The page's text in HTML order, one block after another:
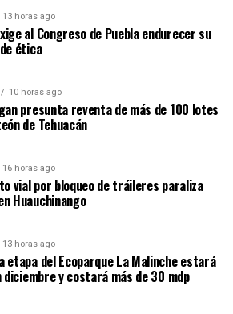
13 horas ago
al Congreso de Puebla endurecer su
ética
10 horas ago
presunta reventa de más de 100 lotes
de Tehuacán
16 horas ago
vial por bloqueo de tráileres paraliza
Huauchinango
13 horas ago
etapa del Ecoparque La Malinche estará
y costará más de 30 mdp